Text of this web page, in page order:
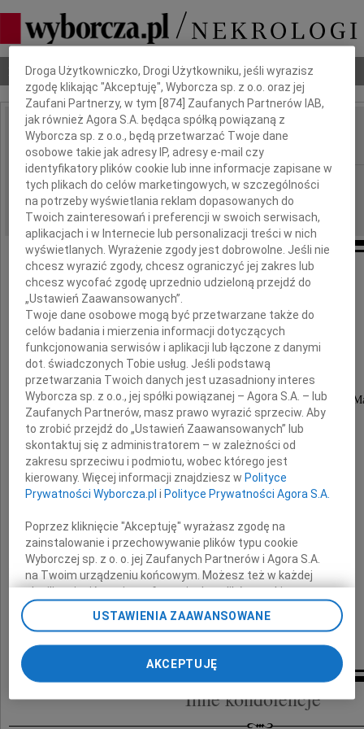
Nekrologi Odeszli Poradnik pogrzebowy
IMIĘ I NAZWISKO: Hipolit Chrzanowicz
REGION: Warszawa
DATA EMISJI: 17.10.2009
Dnia 13 października 2009 roku zmarł
Hipolit Chrzanowicz
długoletni członek Spółdzielni Mieszkaniowej "3
i członek jej władz poprzednich kadencji.
Rodzinie
składamy
wyrazy szczerego współczucia
Zarząd, Komisja Rewizyjna i administracja
Spółdzielni "3 Maja" (Powiśle)
Inne kondolencje
Dbamy o Twoją prywatność
Droga Użytkowniczko, Drogi Użytkowniku, jeśli wyrazisz
zgodę klikając "Akceptuję", Wyborcza sp. z o.o. oraz jej
Zaufani Partnerzy, w tym [874 ] Zaufanych Partnerów IAB,
jak również Agora S.A. będąca spółką powiązaną z
Wyborcza sp. z o.o., będą przetwarzać Twoje dane
osobowe takie jak adresy IP, adresy e-mail czy
identyfikatory plików cookie lub inne informacje zapisane w
tych plikach do celów marketingowych, w szczególności
na potrzeby wyświetlania reklam dopasowanych do
Twoich zainteresowań i preferencji w swoich serwisach,
aplikacjach i w Internecie lub personalizacji treści w nich
wyświetlanych. Wyrażenie zgody jest dobrowolne. Jeśli nie
chcesz wyrazić zgody, chcesz ograniczyć jej zakres lub
chcesz wycofać zgodę uprzednio udzieloną przejdź do
„Ustawień Zaawansowanych”.
Twoje dane osobowe mogą być przetwarzane także do
celów badania i mierzenia informacji dotyczących
funkcjonowania serwisów i aplikacji lub łączone z danymi
dot. świadczonych Tobie usług. Jeśli podstawą
przetwarzania Twoich danych jest uzasadniony interes
Wyborcza sp. z o.o., jej spółki powiązanej – Agora S.A. – lub
Zaufanych Partnerów, masz prawo wyrazić sprzeciw. Aby
to zrobić przejdź do „Ustawień Zaawansowanych” lub
skontaktuj się z administratorem – w zależności od
zakresu sprzeciwu i podmiotu, wobec którego jest
kierowany. Więcej informacji znajdziesz w Polityce
Prywatności Wyborcza.pl i Polityce Prywatności Agora S.A.
Poprzez kliknięcie "Akceptuję" wyrażasz zgodę na
zainstalowanie i przechowywanie plików typu cookie
Wyborczej sp. z o. o. jej Zaufanych Partnerów i Agora S.A.
na Twoim urządzeniu końcowym. Możesz też w każdej
chwili zmienić swoje preferencje dot. plików cookie,
ponownie wywołując narzędzie do zarządzania Twoimi
preferencjami dot. przetwarzania danych poprzez
przechodząc do sekcji „Ustawienia zaawansowane”.
Zmiana ustawień plików cookie możliwa jest także za
My, nasi Zaufani Partnerzy i Agora S.A. możemy
USTAWIENIA ZAAWANSOWANE
AKCEPTUJĘ